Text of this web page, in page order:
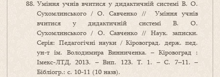
Уміння учнів вчитися у дидактичній системі В. О.
Сухомлинського / О. Савченко // Уміння учнів
вчитися у дидактичній системі В. О.
Сухомлинського / О. Савченко // Наук. записки.
Серія: Педагогічні науки / Кіровоград. держ. пед.
ун-т ім. Володимира Винниченка. – Кіровоград :
Імекс-ЛТД, 2013. – Вип. 123. Т. 1. – С. 7–11. –
Бібліогр.: с. 10-11 (10 назв).